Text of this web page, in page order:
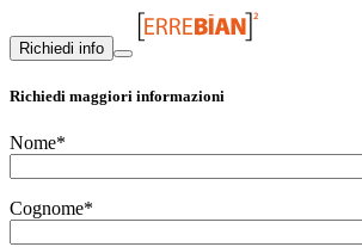
Richiedi info
Richiedi maggiori informazioni
Nome*
Cognome*